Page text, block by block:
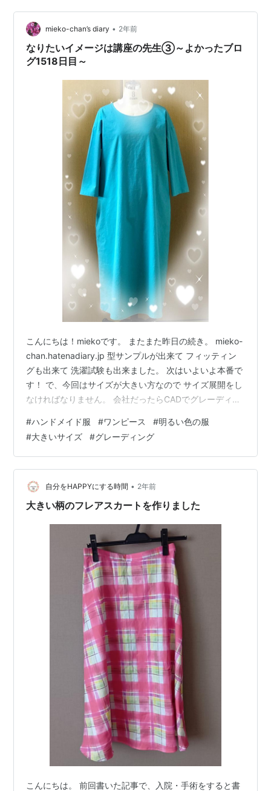
たない材料費で完成 \(^o^)/ ↓ ↓ ナイロン製のボディバ
ッグ。バッグは持ってくれるけど、 中学生…
mieko-chan’s diary • 2年前
なりたいイメージは講座の先生③～よかったブロ
グ1518日目～
こんにちは！miekoです。 またまた昨日の続き。 mieko-
chan.hatenadiary.jp 型サンプルが出来て フィッティン
グも出来て 洗濯試験も出来ました。 次はいよいよ本番で
す！ で、今回はサイズが大きい方なので サイズ展開をし
なければなりません。 会社だったらCADでグレーディン
点をX方向Y方向に動かして・・・ う～ん、脳トレになり
ますね＾＾ 会社で参考にしてたサイズ表を引っぱり出し
て どこをどのくらい出すか。 天幅は？鎌深は？ 会社だ
ったら大きめの人に 「ちょっとからだ貸して～」 と言っ
て計らせてもらったりしてたけど、、…
#ハンドメイド服 #ワンピース #明るい色の服
#大きいサイズ #グレーディング
自分をHAPPYにする時間 • 2年前
大きい柄のフレアスカートを作りました
こんにちは。 前回書いた記事で、入院・手術をすると書